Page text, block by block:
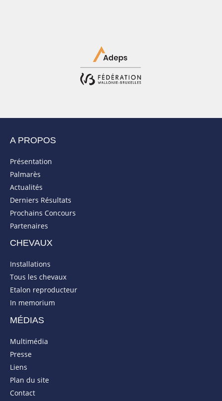
A PROPOS
Présentation
Palmarès
Actualités
Derniers Résultats
Prochains Concours
Partenaires
CHEVAUX
Installations
Tous les chevaux
Etalon reproducteur
In memorium
MÉDIAS
Multimédia
Presse
Liens
Plan du site
Contact